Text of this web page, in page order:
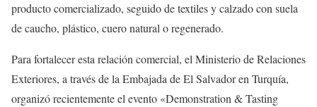
producto comercializado, seguido de textiles y calzado con suela
de caucho, plástico, cuero natural o regenerado.
Para fortalecer esta relación comercial, el Ministerio de Relaciones
Exteriores, a través de la Embajada de El Salvador en Turquía,
organizó recientemente el evento «Demonstration & Tasting